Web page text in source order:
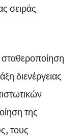
σειράς
διενέργειας
της
τους